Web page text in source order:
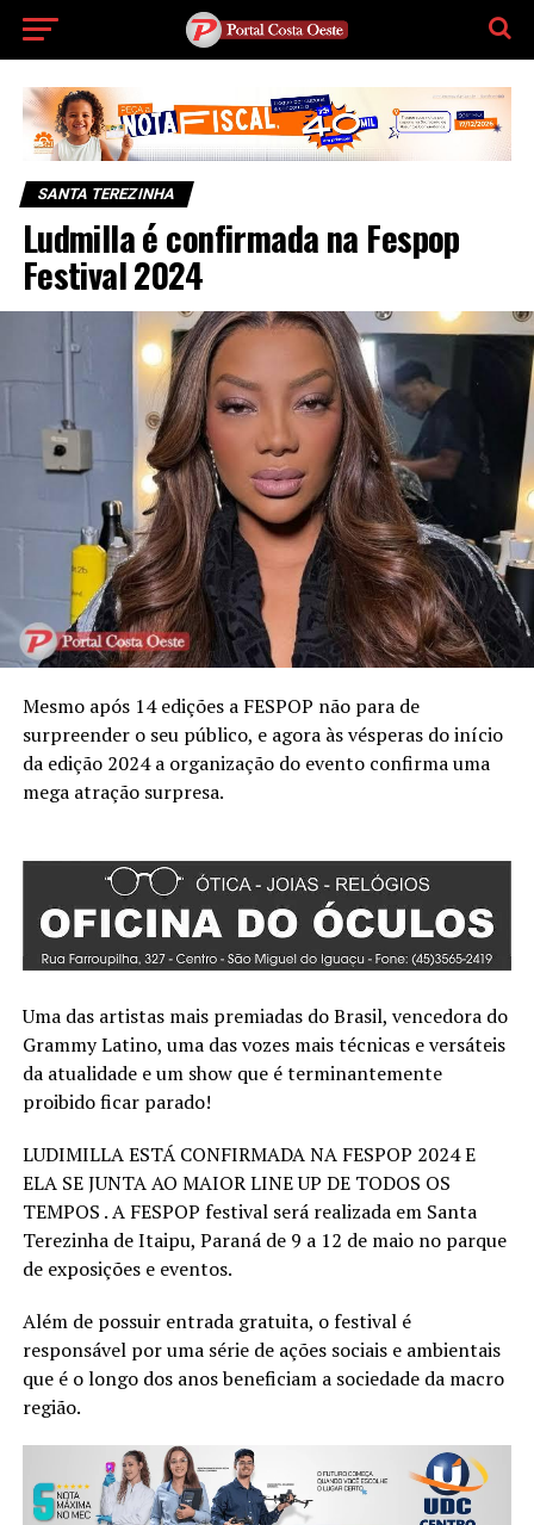
SANTA TEREZINHA
Ludmilla é confirmada na Fespop
Festival 2024
Mesmo após 14 edições a FESPOP não para de
surpreender o seu público, e agora às vésperas do início
da edição 2024 a organização do evento confirma uma
mega atração surpresa.
Uma das artistas mais premiadas do Brasil, vencedora do
Grammy Latino, uma das vozes mais técnicas e versáteis
da atualidade e um show que é terminantemente
proibido ficar parado!
LUDIMILLA ESTÁ CONFIRMADA NA FESPOP 2024 E
ELA SE JUNTA AO MAIOR LINE UP DE TODOS OS
TEMPOS . A FESPOP festival será realizada em Santa
Terezinha de Itaipu, Paraná de 9 a 12 de maio no parque
de exposições e eventos.
Além de possuir entrada gratuita, o festival é
responsável por uma série de ações sociais e ambientais
que é o longo dos anos beneficiam a sociedade da macro
região.